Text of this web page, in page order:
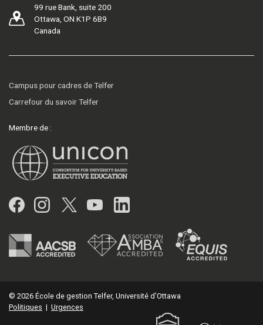
99 rue Bank, suite 200
Ottawa, ON K1P 6B9
Canada
Campus pour cadres de Telfer
Carrefour du savoir Telfer
Membre de :
Facebook
Instagram
Twitter
YouTubeLinkedIn
© 2026 École de gestion Telfer, Université d'Ottawa
Politiques | Urgences